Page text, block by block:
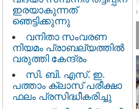
ഇരയാകുന്നത്‌
ഞെട്ടിക്കുന്നു
വനിതാ സംവരണ
നിയമം പ്രാബല്യത്തിൽ
വരുത്തി കേന്ദ്രം
സി. ബി. എസ്. ഇ.
പത്താം ക്ലാസ് പരീക്ഷാ
ഫലം പ്രസിദ്ധീകരിച്ചു